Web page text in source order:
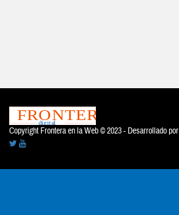
Copyright Frontera en la Web © 2023 - Desarrollado por